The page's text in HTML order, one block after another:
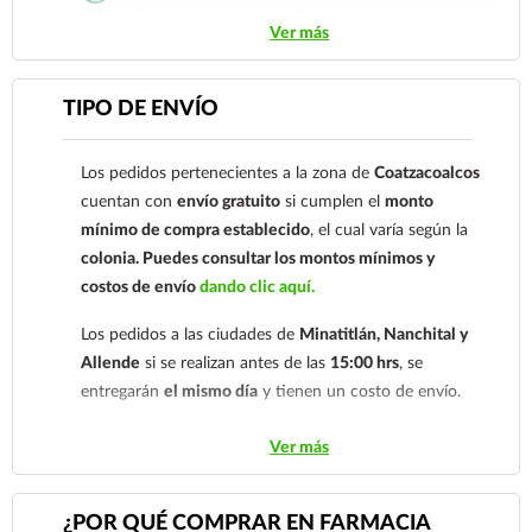
cuenta: Clave: 014854655008143954
Para esta forma de pago el cliente deberá enviar su
comprobante de pago a al siguiente correo
nuestro
921 261 8491
Ver más
TIPO DE ENVÍO
Los pedidos pertenecientes a la zona deCoatzacoalcos
cuentan conenvío gratuito si cumplen elmonto
mínimo de compra establecido, el cual varía según la
colonia. Puedes consultar los montos mínimos y
costos de envíodando clic aquí.
Los pedidos a las ciudades de Minatitlán, Nanchital y
Allende si se realizan antes de las 15:00 hrs, se
entregaránel mismo día y tienen un costo de envío.
Los pedidos de otras localidades se envían mediante
.Sólo hacemos envíos en el territorio
nacional.
Ver más
¿POR QUÉ COMPRAR EN FARMACIA